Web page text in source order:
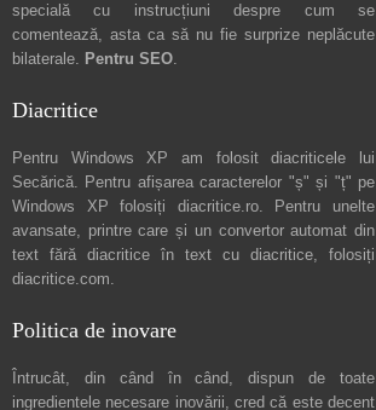
specială cu instrucțiuni despre cum se
comentează, asta ca să nu fie surprize neplăcute
bilaterale. Pentru SEO.
Diacritice
Pentru Windows XP am folosit diacriticele lui
Secărică. Pentru afișarea caracterelor "ș" și "ț" pe
Windows XP folosiți diacritice.ro. Pentru unelte
avansate, printre care și un convertor automat din
text fără diacritice în text cu diacritice, folosiți
diacritice.com.
Politica de inovare
Întrucât, din când în când, dispun de toate
ingredientele necesare inovării, cred că este decent